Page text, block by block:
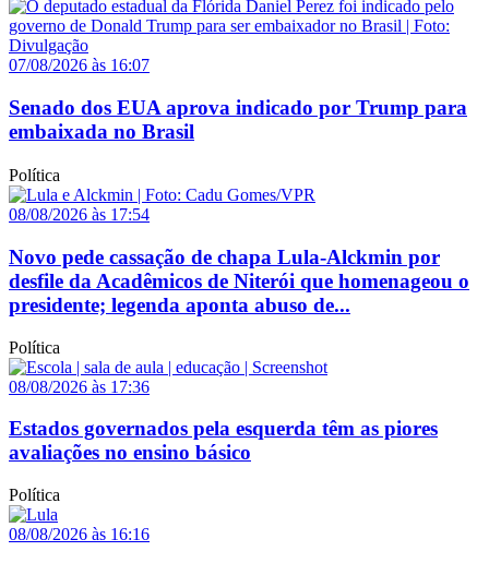
07/08/2026 às 16:07
Senado dos EUA aprova indicado por Trump para
embaixada no Brasil
Política
08/08/2026 às 17:54
Novo pede cassação de chapa Lula-Alckmin por
desfile da Acadêmicos de Niterói que homenageou o
presidente; legenda aponta abuso de...
Política
08/08/2026 às 17:36
Estados governados pela esquerda têm as piores
avaliações no ensino básico
Política
08/08/2026 às 16:16